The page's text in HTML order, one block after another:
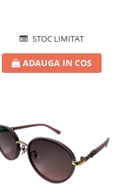
STOC LIMITAT
ADAUGA IN COS